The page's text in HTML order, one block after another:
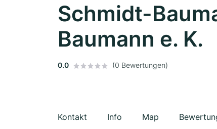
Schmidt-
Baumann e. K.
0.0 (0 Bewertungen)
Kontakt Info Map